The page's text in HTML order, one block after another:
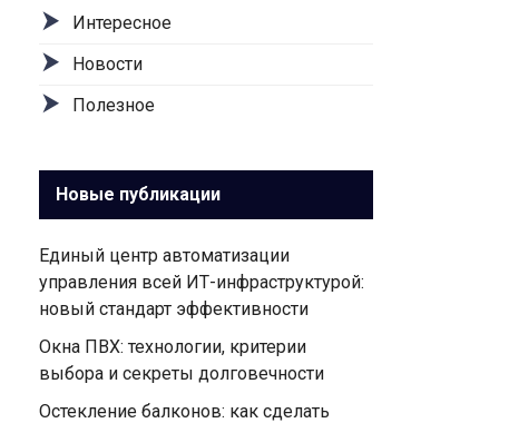
Интересное
Новости
Полезное
Новые публикации
Единый центр автоматизации
управления всей ИТ-инфраструктурой:
новый стандарт эффективности
Окна ПВХ: технологии, критерии
выбора и секреты долговечности
Остекление балконов: как сделать